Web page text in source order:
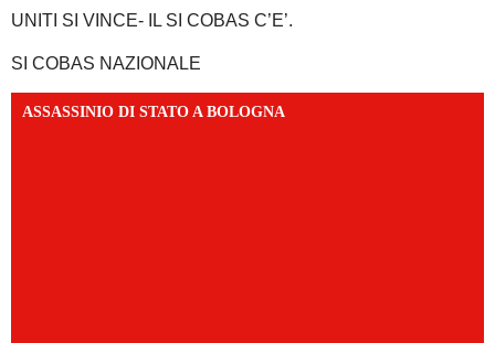
UNITI SI VINCE- IL SI COBAS C’E’.
SI COBAS NAZIONALE
ASSASSINIO DI STATO A BOLOGNA